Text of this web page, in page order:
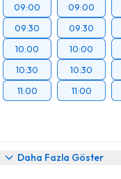
09:00
09:30
10:00
10:30
11:00
09:00
09:30
10:00
10:30
11:00
Daha Fazla Göster
Talebi